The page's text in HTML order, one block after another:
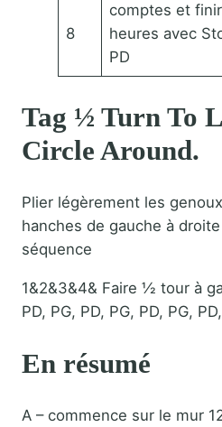
8
comptes et
heures avec
PD
Tag ½ Turn To
Circle Around.
Plier légèrement les
hanches de gauche à
séquence
1&2&3&4& Faire ½ tour à
PD, PG, PD, PG, PD, PG,
En résumé
A – commence sur le mur